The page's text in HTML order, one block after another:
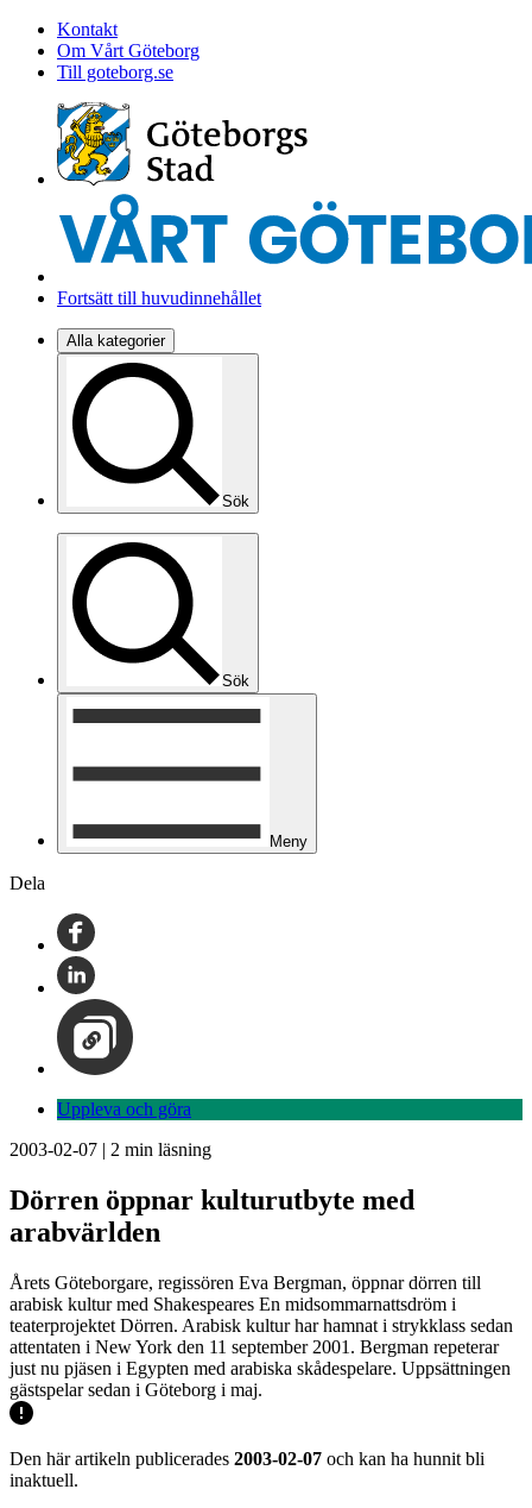
Kontakt
Om Vårt Göteborg
Till goteborg.se
Fortsätt till huvudinnehållet
Alla kategorier
Sök
Sök
Meny
Dela
Uppleva och göra
2003-02-07 | 2 min läsning
Dörren öppnar kulturutbyte med
arabvärlden
Årets Göteborgare, regissören Eva Bergman, öppnar dörren till
arabisk kultur med Shakespeares En midsommarnattsdröm i
teaterprojektet Dörren. Arabisk kultur har hamnat i strykklass sedan
attentaten i New York den 11 september 2001. Bergman repeterar
just nu pjäsen i Egypten med arabiska skådespelare. Uppsättningen
gästspelar sedan i Göteborg i maj.
Den här artikeln publicerades 2003-02-07 och kan ha hunnit bli
inaktuell.